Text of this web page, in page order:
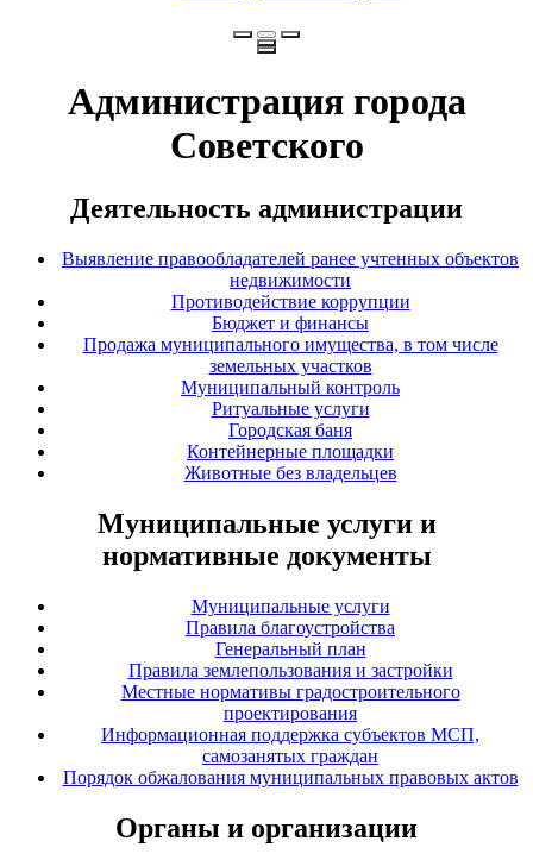
Администрация города
Советского
Деятельность администрации
Выявление правообладателей ранее учтенных объектов
недвижимости
Противодействие коррупции
Бюджет и финансы
Продажа муниципального имущества, в том числе
земельных участков
Муниципальный контроль
Ритуальные услуги
Городская баня
Контейнерные площадки
Животные без владельцев
Муниципальные услуги и
нормативные документы
Муниципальные услуги
Правила благоустройства
Генеральный план
Правила землепользования и застройки
Местные нормативы градостроительного
проектирования
Информационная поддержка субъектов МСП,
самозанятых граждан
Порядок обжалования муниципальных правовых актов
Органы и организации